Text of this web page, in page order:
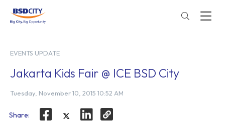
EVENTS UPDATE
Jakarta Kids Fair @ ICE BSD City
Tuesday, November 10, 2015 10:52 AM
Share: